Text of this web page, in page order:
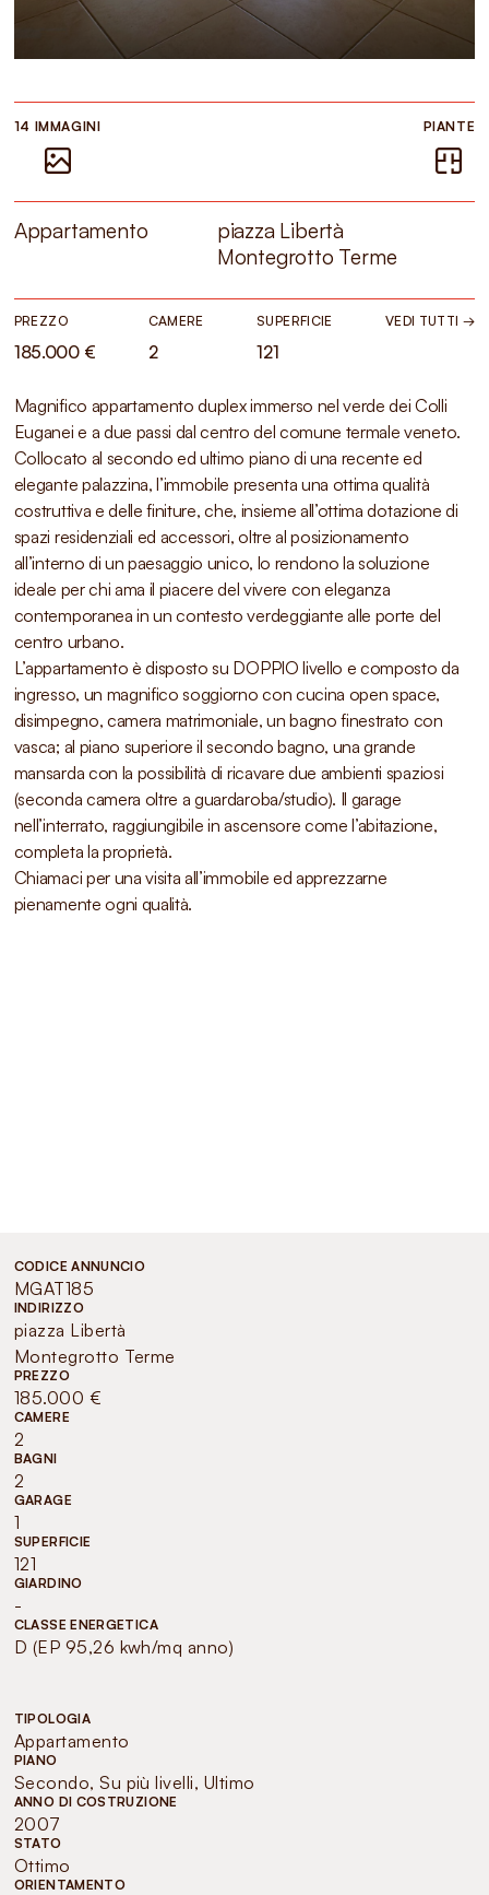
14 IMMAGINI PIANTE
Appartamento
piazza Libertà
Montegrotto Terme
PREZZO
185.000 €
CAMERE
2
SUPERFICIE
121
VEDI TUTTI →
Magnifico appartamento duplex immerso nel verde dei Colli
Euganei e a due passi dal centro del comune termale veneto.
Collocato al secondo ed ultimo piano di una recente ed
elegante palazzina, l’immobile presenta una ottima qualità
costruttiva e delle finiture, che, insieme all’ottima dotazione di
spazi residenziali ed accessori, oltre al posizionamento
all’interno di un paesaggio unico, lo rendono la soluzione
ideale per chi ama il piacere del vivere con eleganza
contemporanea in un contesto verdeggiante alle porte del
centro urbano.
L’appartamento è disposto su DOPPIO livello e composto da
ingresso, un magnifico soggiorno con cucina open space,
disimpegno, camera matrimoniale, un bagno finestrato con
vasca; al piano superiore il secondo bagno, una grande
mansarda con la possibilità di ricavare due ambienti spaziosi
(seconda camera oltre a guardaroba/studio). Il garage
nell’interrato, raggiungibile in ascensore come l’abitazione,
completa la proprietà.
Chiamaci per una visita all’immobile ed apprezzarne
pienamente ogni qualità.
CODICE ANNUNCIO
MGAT185
INDIRIZZO
piazza Libertà
Montegrotto Terme
PREZZO
185.000 €
CAMERE
2
BAGNI
2
GARAGE
1
SUPERFICIE
121
GIARDINO
-
CLASSE ENERGETICA
D (EP 95,26 kwh/mq anno)
TIPOLOGIA
Appartamento
PIANO
Secondo, Su più livelli, Ultimo
ANNO DI COSTRUZIONE
2007
STATO
Ottimo
ORIENTAMENTO